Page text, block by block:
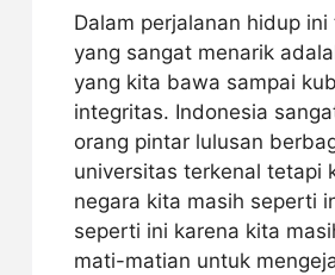
Dalam perjalanan hidup ini
yang sangat menarik
yang kita bawa sampai
integritas. Indonesia
orang pintar lulusan
universitas terkenal tetapi
negara kita masih seperti
seperti ini karena kita
mati-matian untuk